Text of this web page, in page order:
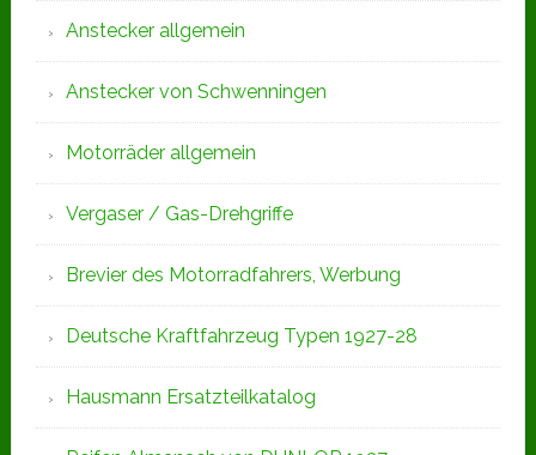
Anstecker allgemein
Anstecker von Schwenningen
Motorräder allgemein
Vergaser / Gas-Drehgriffe
Brevier des Motorradfahrers, Werbung
Deutsche Kraftfahrzeug Typen 1927-28
Hausmann Ersatzteilkatalog